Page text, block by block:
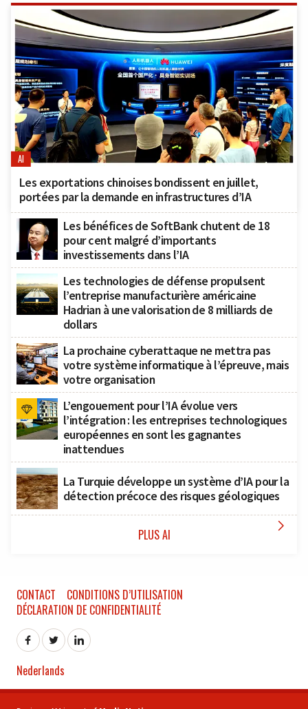
AI
Les exportations chinoises bondissent en juillet,
portées par la demande en infrastructures d’IA
Les bénéfices de SoftBank chutent de 18
pour cent malgré d’importants
investissements dans l’IA
Les technologies de défense propulsent
l’entreprise manufacturière américaine
Hadrian à une valorisation de 8 milliards de
dollars
La prochaine cyberattaque ne mettra pas
votre système informatique à l’épreuve, mais
votre organisation
L’engouement pour l’IA évolue vers
l’intégration : les entreprises technologiques
européennes en sont les gagnantes
inattendues
La Turquie développe un système d’IA pour la
détection précoce des risques géologiques
PLUS AI 
CONTACT
CONDITIONS D’UTILISATION
DÉCLARATION DE CONFIDENTIALITÉ
Nederlands